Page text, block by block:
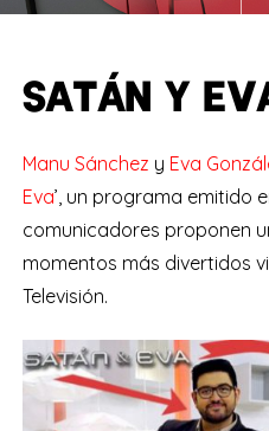
SATÁN Y
Manu Sánchez y Eva
Eva’, un programa emitido
comunicadores proponen
momentos más divertidos
Televisión.